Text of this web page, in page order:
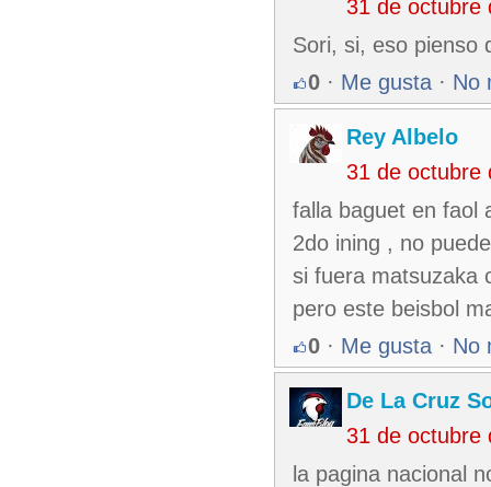
31 de octubre
Sori, si, eso pienso
0 · Me gusta · No
Rey Albelo
31 de octubre
falla baguet en faol
2do ining , no
si fuera matsuzaka
pero este beisbol
0 · Me gusta · No
De La Cruz
31 de octubre
la pagina nacional